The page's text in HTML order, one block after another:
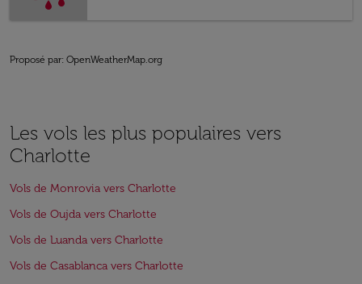
Proposé par: OpenWeatherMap.org
Les vols les plus populaires vers
Charlotte
Vols de Monrovia vers Charlotte
Vols de Oujda vers Charlotte
Vols de Luanda vers Charlotte
Vols de Casablanca vers Charlotte